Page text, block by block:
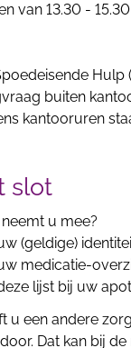
van 13.30 -
Hulp
buiten
kantooruren
slot
u mee?
(geldige)
medicatie-
lijst bij uw
u een andere
Dat kan bij